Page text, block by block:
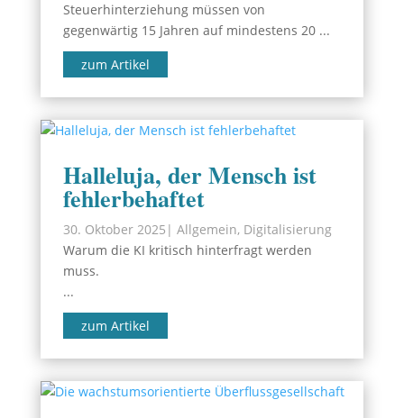
Steuerhinterziehung müssen von
gegenwärtig 15 Jahren auf mindestens 20 ...
zum Artikel
Halleluja, der Mensch ist
fehlerbehaftet
30. Oktober 2025 | Allgemein, Digitalisierung
Warum die KI kritisch hinterfragt werden
muss.
...
zum Artikel